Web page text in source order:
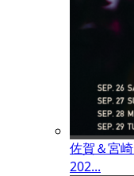
佐賀＆宮
202...